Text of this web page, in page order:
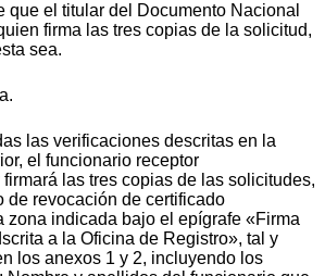
que el titular del Documento Nacional
firma las tres copias de la solicitud,
sea.
las verificaciones descritas en la
el funcionario receptor
las tres copias de las solicitudes,
de revocación de certificado
zona indicada bajo el epígrafe «Firma
a la Oficina de Registro», tal y
los anexos 1 y 2, incluyendo los